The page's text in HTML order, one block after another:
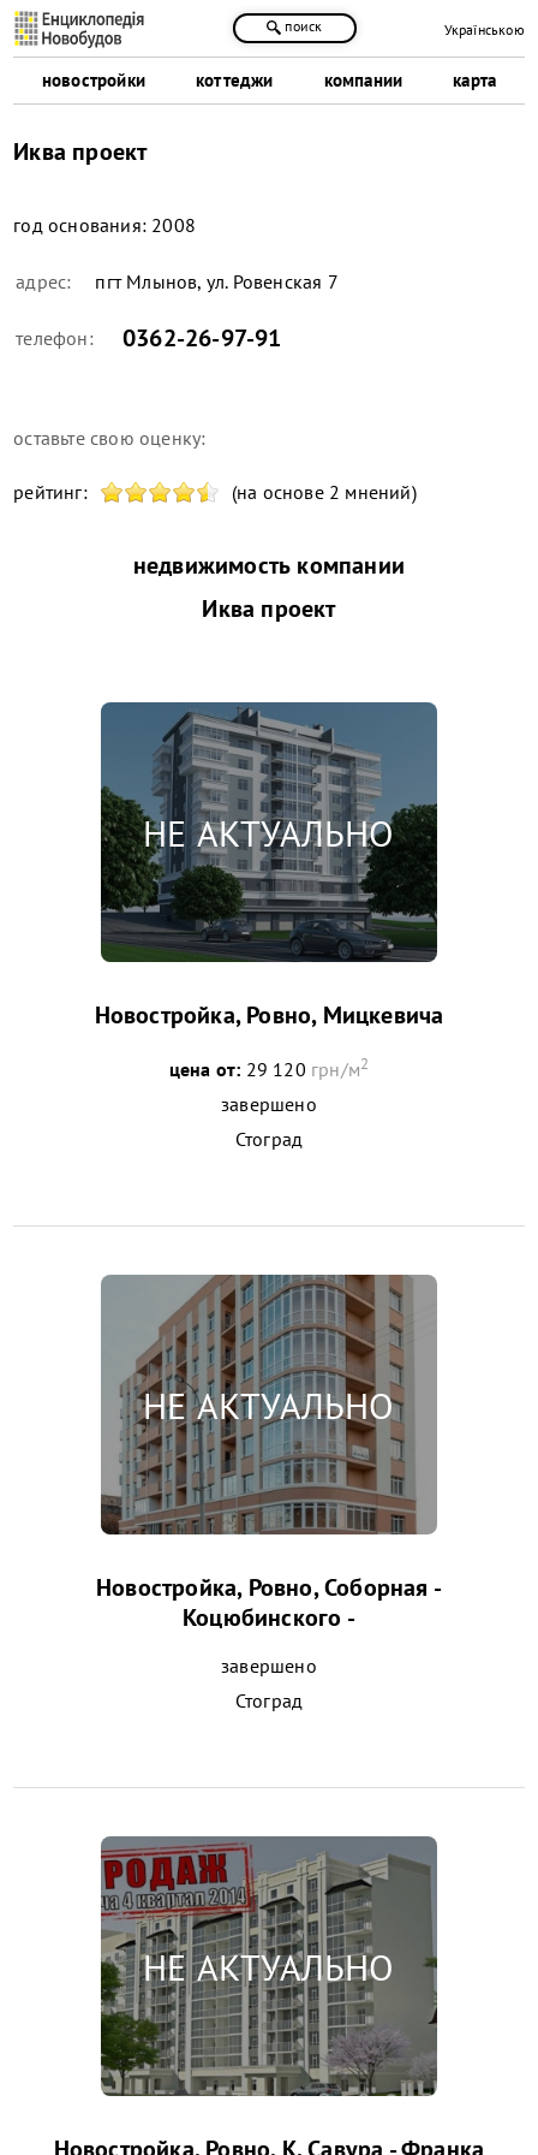
новостройки коттеджи компании карта
поиск Українською
Иква проект
год основания: 2008
адрес: пгт Млынов, ул. Ровенская 7
телефон: 0362-26-97-91
оставьте свою оценку:
рейтинг: (на основе 2 мнений)
недвижимость компании
Иква проект
Новостройка, Ровно, Мицкевича
цена от: 29 120 грн/м2
завершено
Стоград
Новостройка, Ровно, Соборная -
Коцюбинского -
завершено
Стоград